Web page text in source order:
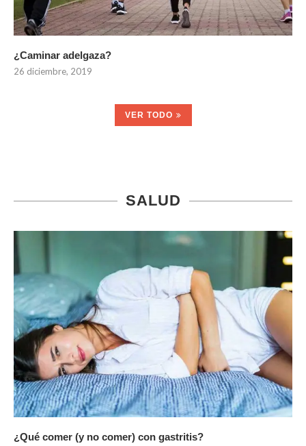
¿Caminar adelgaza?
26 diciembre, 2019
VER TODO
SALUD
¿Qué comer (y no comer) con gastritis?